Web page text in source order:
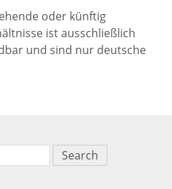
oder künftig
ist ausschließlich
und sind nur deutsche